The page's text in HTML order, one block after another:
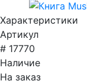
Характеристики
Артикул
# 17770
Наличие
На заказ